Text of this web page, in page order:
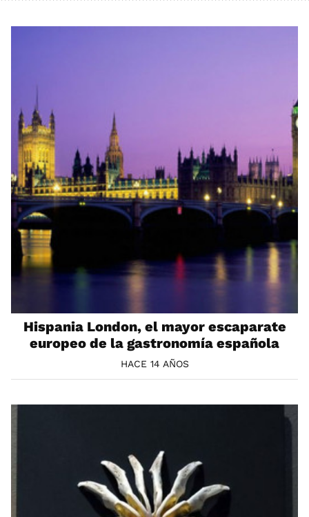
Hispania London, el mayor escaparate
europeo de la gastronomía española
HACE 14 AÑOS